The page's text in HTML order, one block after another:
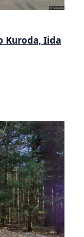
Kuroda, Iida